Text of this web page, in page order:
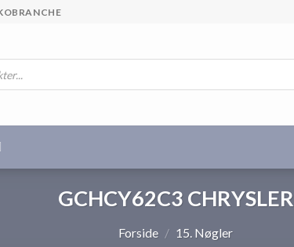
GCHCY62C3 CHRYSLER
Forside / 15. Nøgler